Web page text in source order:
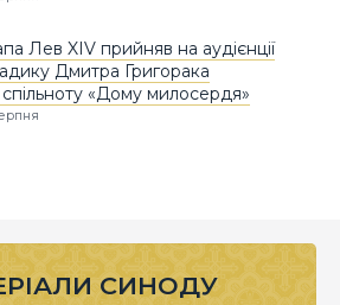
Лев XIV прийняв на аудієнції
Дмитра Григорака
спільноту «Дому милосердя»
СИНОДУ